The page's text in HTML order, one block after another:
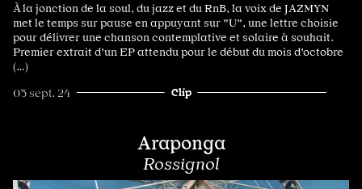
À la jonction de la soul, du jazz et du RnB, la voix de JAZMYN
met le temps sur pause en appuyant sur "U", une lettre choisie
pour délivrer une chanson contemplative et solaire à souhait.
Premier extrait d'un EP attendu pour le début du mois d'octobre
(…)
03 sept. 24 Clip
Araponga
Rossignol